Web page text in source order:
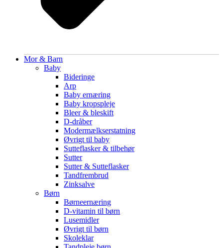
Mor & Barn
Baby
Bideringe
Arp
Baby ernæring
Baby kropspleje
Bleer & bleskift
D-dråber
Modermælkserstatning
Øvrigt til baby
Sutteflasker & tilbehør
Sutter
Sutter & Sutteflasker
Tandfrembrud
Zinksalve
Børn
Børneernæring
D-vitamin til børn
Lusemidler
Øvrigt til børn
Skoleklar